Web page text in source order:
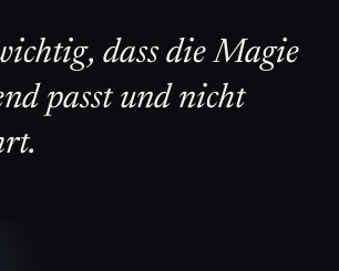
dass die Magie
passt und nicht